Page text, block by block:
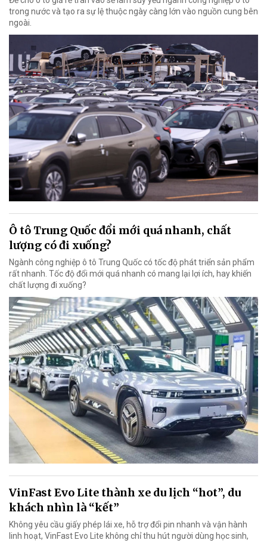
trong nước và tạo ra sự lệ thuộc ngày càng lớn vào nguồn cung bên
ngoài.
Ô tô Trung Quốc đổi mới quá nhanh, chất
lượng có đi xuống?
Ngành công nghiệp ô tô Trung Quốc có tốc độ phát triển sản phẩm
rất nhanh. Tốc độ đổi mới quá nhanh có mang lại lợi ích, hay khiến
chất lượng đi xuống?
VinFast Evo Lite thành xe du lịch “hot”, du
khách nhìn là “kết”
Không yêu cầu giấy phép lái xe, hỗ trợ đổi pin nhanh và vận hành
linh hoạt, VinFast Evo Lite không chỉ thu hút người dùng học sinh,